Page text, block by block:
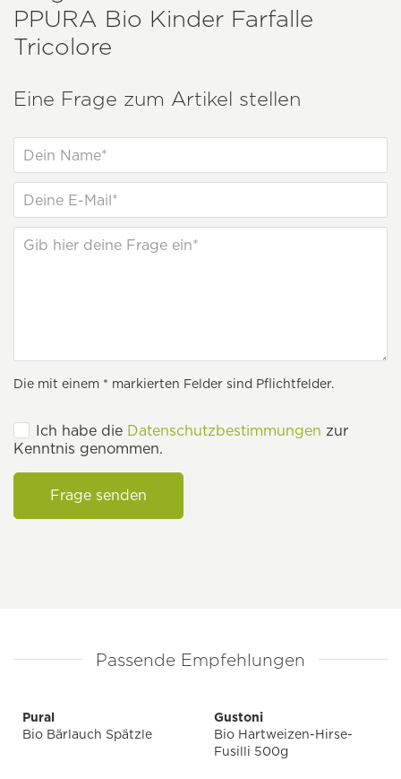
PPURA Bio Kinder Farfalle
Tricolore
Eine Frage zum Artikel stellen
Die mit einem * markierten Felder sind Pflichtfelder.
Ich habe die Datenschutzbestimmungen zur
Kenntnis genommen.
Frage senden
Passende Empfehlungen
Pural
Bio Bärlauch Spätzle
Gustoni
Bio Hartweizen-Hirse-
Fusilli 500g